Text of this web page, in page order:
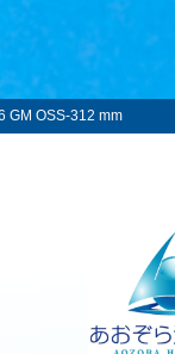
GM OSS-312 mm